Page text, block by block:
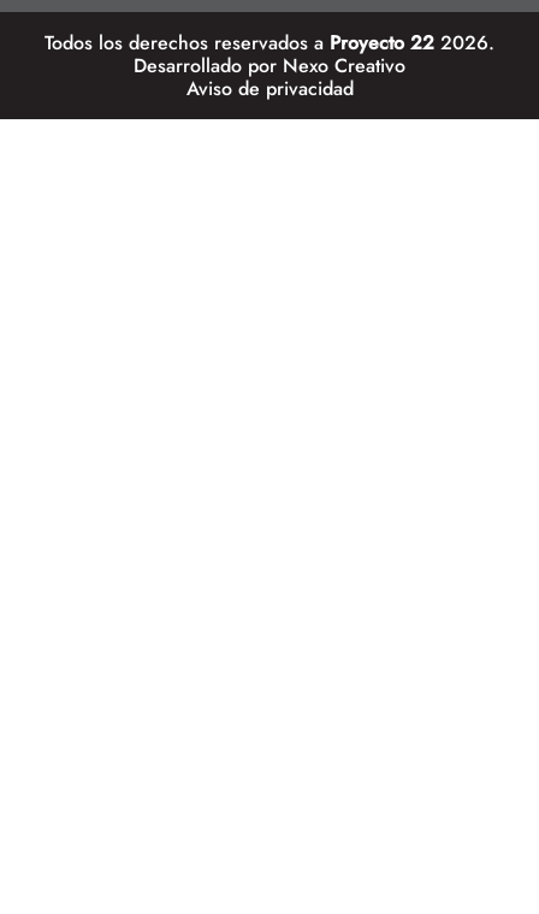
Todos los derechos reservados a Proyecto 22 2026.
Desarrollado por Nexo Creativo
Aviso de privacidad